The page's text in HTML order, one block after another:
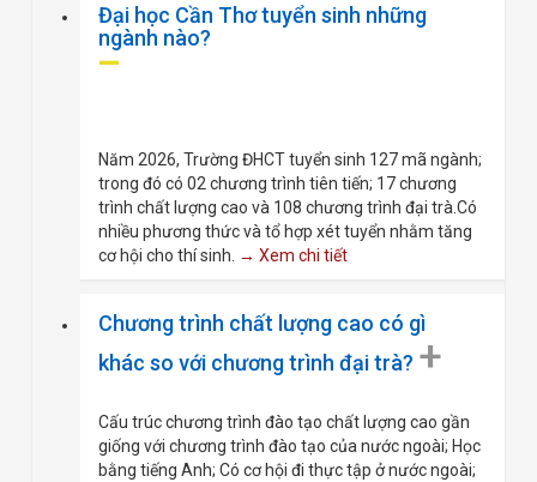
Đại học Cần Thơ tuyển sinh những
ngành nào?
Năm 2026, Trường ĐHCT tuyển sinh 127 mã ngành;
trong đó có 02 chương trình tiên tiến; 17 chương
trình chất lượng cao và 108 chương trình đại trà.Có
nhiều phương thức và tổ hợp xét tuyển nhằm tăng
cơ hội cho thí sinh. → Xem chi tiết
Chương trình chất lượng cao có gì
khác so với chương trình đại trà? +
Cấu trúc chương trình đào tạo chất lượng cao gần
giống với chương trình đào tạo của nước ngoài; Học
bằng tiếng Anh; Có cơ hội đi thực tập ở nước ngoài;